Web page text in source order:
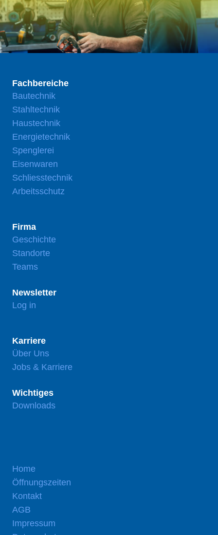
Fachbereiche
Bautechnik
Stahltechnik
Haustechnik
Energietechnik
Spenglerei
Eisenwaren
Schliesstechnik
Arbeitsschutz
Firma
Geschichte
Standorte
Teams
Newsletter
Log in
Karriere
Über Uns
Jobs & Karriere
Wichtiges
Downloads
Home
Öffnungszeiten
Kontakt
AGB
Impressum